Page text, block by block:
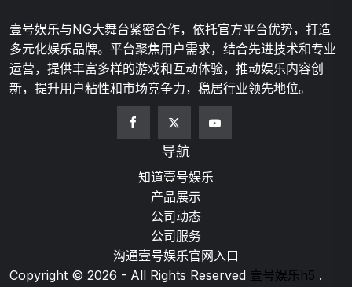
壹号娱乐与NG大舞台紧密合作，依托官方平台优势，打造
多元化娱乐品牌。平台聚焦用户需求，结合先进技术和专业
运营，提供丰富多样的游戏和互动体验，推动娱乐内容创
新，提升用户粘性和市场竞争力，稳居行业领先地位。
导航
知道壹号娱乐
产品展示
公司动态
公司服务
沟通壹号娱乐官网入口
Copyright © 2026 - All Rights Reserved 壹号娱乐h5 .